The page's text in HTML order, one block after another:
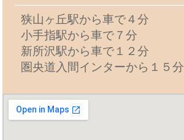
狭山ヶ丘駅から車で４分
小手指駅から車で７分
新所沢駅から車で１２分
圏央道入間インターから１５分